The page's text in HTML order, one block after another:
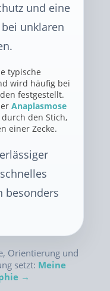
und eine
unklaren
typische
wird häufig bei
festgestellt.
Anaplasmose
den Stich,
einer Zecke.
besonders
Orientierung und
setzt: Meine
→